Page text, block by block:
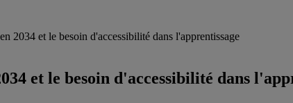
2034 et le besoin d'accessibilité dans l'apprentissage
et le besoin d'accessibilité dans